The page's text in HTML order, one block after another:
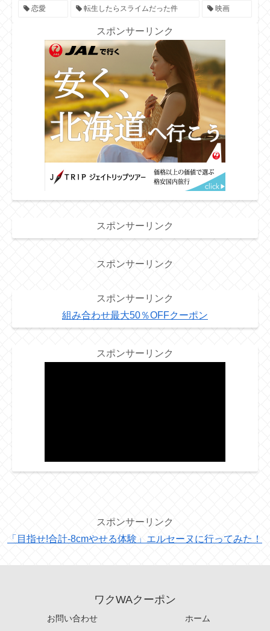
恋愛 転生したらスライムだった件 映画
スポンサーリンク
スポンサーリンク
スポンサーリンク
スポンサーリンク
組み合わせ最大50％OFFクーポン
スポンサーリンク
スポンサーリンク
「目指せ!合計-8cmやせる体験」エルセーヌに行ってみた！
ワクWAクーポン
お問い合わせ ホーム